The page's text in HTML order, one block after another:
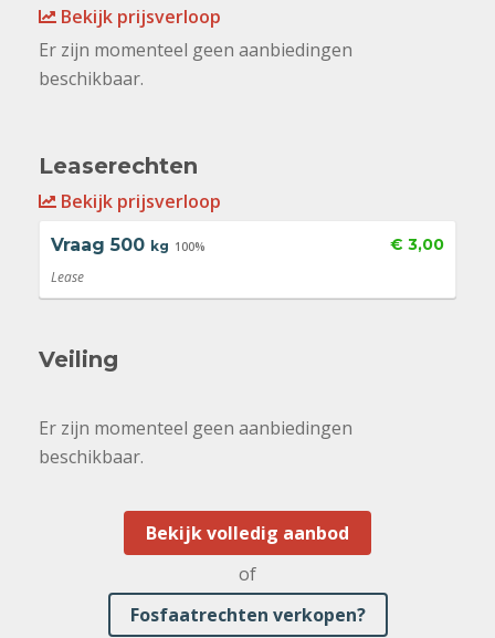
Bekijk prijsverloop
Er zijn momenteel geen aanbiedingen
beschikbaar.
Leaserechten
Bekijk prijsverloop
Vraag 500 kg 100% € 3,00
Lease
Veiling
Er zijn momenteel geen aanbiedingen
beschikbaar.
Bekijk volledig aanbod
of
Fosfaatrechten verkopen?